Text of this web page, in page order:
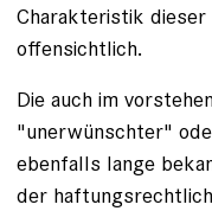
Charakteristik
offensichtlich.
Die auch im
"unerwünschter"
ebenfalls lange
der